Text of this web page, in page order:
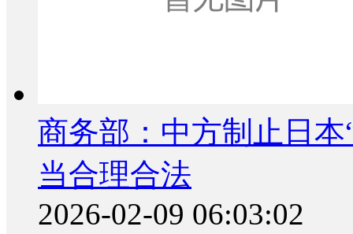
商务部：中方制止日
当合理合法
2026-02-09 06:03:02